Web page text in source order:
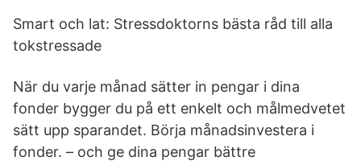
Smart och lat: Stressdoktorns bästa råd till alla
tokstressade
När du varje månad sätter in pengar i dina
fonder bygger du på ett enkelt och målmedvetet
sätt upp sparandet. Börja månadsinvestera i
fonder. – och ge dina pengar bättre